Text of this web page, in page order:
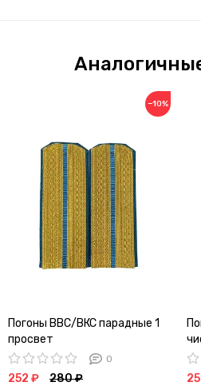
−10%
Погоны ВВС/ВКС парадные 1
просвет
0
252 ₽ 280 ₽